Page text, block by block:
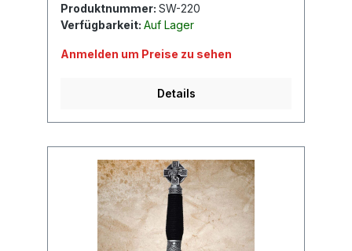
Produktnummer: SW-220
Verfügbarkeit: Auf Lager
Anmelden um Preise zu sehen
Details